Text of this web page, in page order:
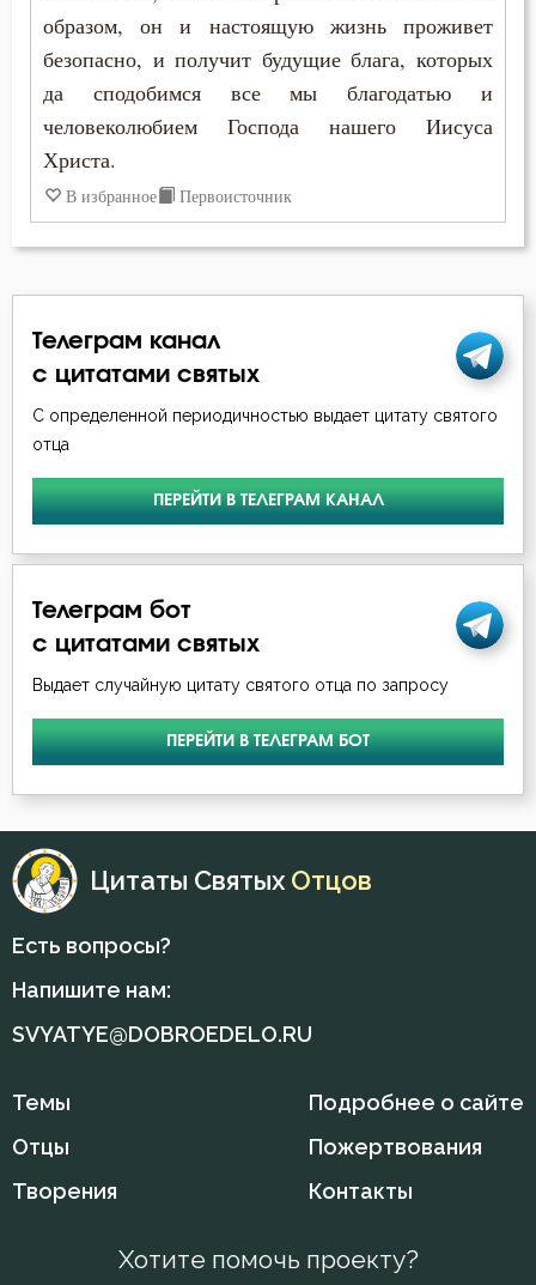
Ближний
Блуд
Бог
Богатство
Богослужение
Богоугождение
Болезнь
Борьба
Вера
Ветхий Завет
Вечные муки
Власть
Воздаяние
Воздержание
Вознесение
образом, он и настоящую жизнь проживет
безопасно, и получит будущие блага, которых
да сподобимся все мы благодатью и
человеколюбием Господа нашего Иисуса
Христа.
В избранное Первоисточник
Телеграм канал
с цитатами святых
С определенной периодичностью выдает цитату святого
отца
ПЕРЕЙТИ В ТЕЛЕГРАМ КАНАЛ
Телеграм бот
с цитатами святых
Выдает случайную цитату святого отца по запросу
ПЕРЕЙТИ В ТЕЛЕГРАМ БОТ
Цитаты Святых Отцов
Есть вопросы?
Напишите нам:
SVYATYE@DOBROEDELO.RU
Темы
Отцы
Творения
Подробнее о сайте
Пожертвования
Контакты
Хотите помочь проекту?